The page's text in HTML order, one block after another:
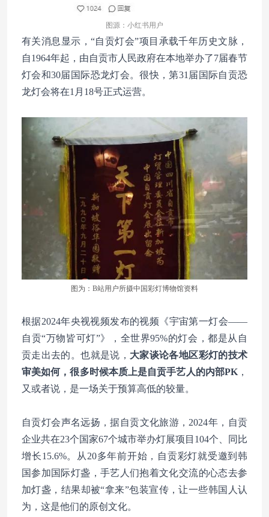
图源：小红书用户
有关消息显示，“自贡灯会”项目承载千年历史文脉，
自1964年起，由自贡市人民政府在本地举办了7届春节
灯会和30届国际恐龙灯会。很快，第31届国际自贡恐
龙灯会将在1月18号正式运营。
图为：B站用户所摄中国彩灯博物馆资料
根据2024年央视视频发布的视频《宇宙第一灯会——
自贡“万物皆可灯”》，全世界95%的灯会，都是从自
贡走出去的。也就是说， 大家谈论各地区彩灯的技术
审美如何，很多时候本质上是自贡手艺人的内部PK，
又或者说，是一场关于预算高低的较量。
自贡灯会声名远扬，据自贡文化旅游，2024年，自贡
企业共在23个国家67个城市举办灯展项目104个、同比
增长15.6%。从20多年前开始，自贡彩灯就受邀到韩
国参加国际灯盏，手艺人们抱着文化交流的心态去参
加灯盏，结果却被“拿来”包装宣传，让一些韩国人认
为，这是他们的原创文化。